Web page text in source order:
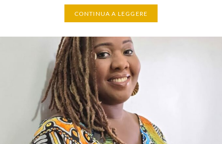
CONTINUA A LEGGERE